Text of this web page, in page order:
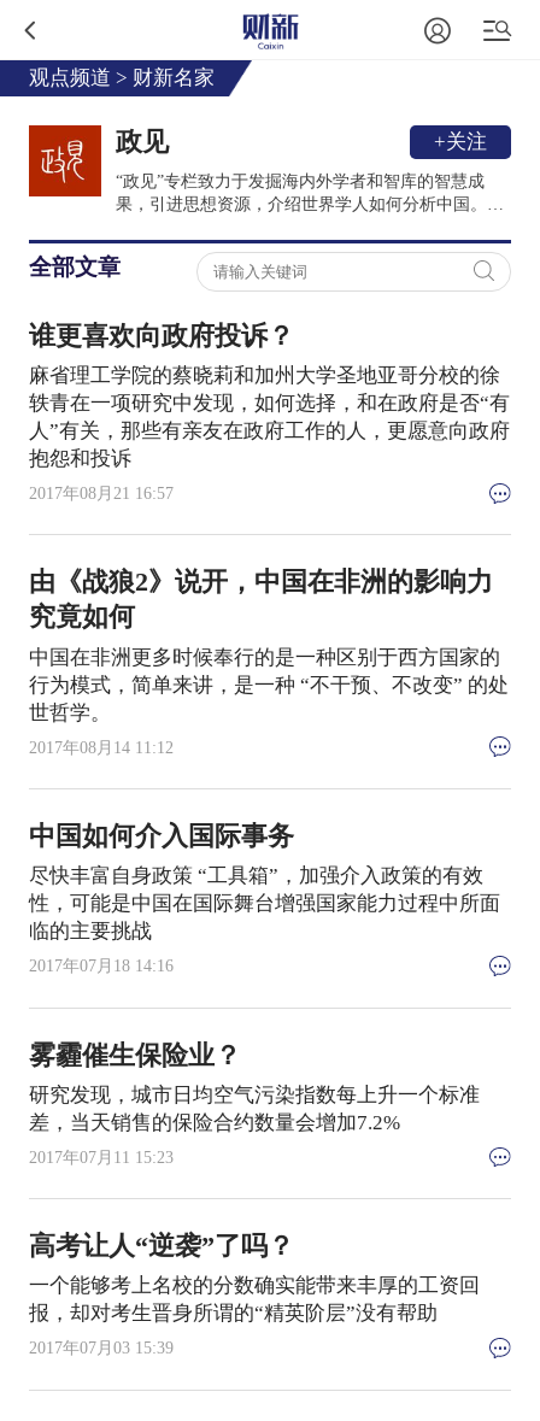
观点频道 > 财新名家
政见 +关注
“政见”专栏致力于发掘海内外学者和智库的智慧成
果，引进思想资源，介绍世界学人如何分析中国。作
成，秉持专业、独立、理性的原则，跟踪阅读学术界
对中国政治的最新研究，从中挑选出最具价值的部
全部文章
谁更喜欢向政府投诉？
麻省理工学院的蔡晓莉和加州大学圣地亚哥分校的徐
轶青在一项研究中发现，如何选择，和在政府是否“有
人”有关，那些有亲友在政府工作的人，更愿意向政府
抱怨和投诉
2017年08月21 16:57
由《战狼2》说开，中国在非洲的影响力
究竟如何
中国在非洲更多时候奉行的是一种区别于西方国家的
行为模式，简单来讲，是一种 “不干预、不改变” 的处
世哲学。
2017年08月14 11:12
中国如何介入国际事务
尽快丰富自身政策 “工具箱”，加强介入政策的有效
性，可能是中国在国际舞台增强国家能力过程中所面
临的主要挑战
2017年07月18 14:16
雾霾催生保险业？
研究发现，城市日均空气污染指数每上升一个标准
差，当天销售的保险合约数量会增加7.2%
2017年07月11 15:23
高考让人“逆袭”了吗？
一个能够考上名校的分数确实能带来丰厚的工资回
报，却对考生晋身所谓的“精英阶层”没有帮助
2017年07月03 15:39